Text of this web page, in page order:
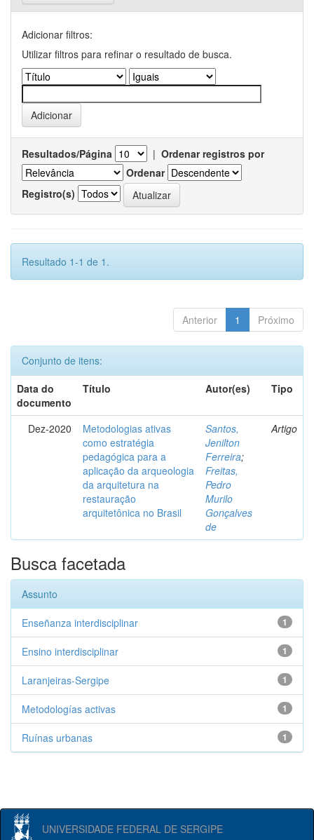
Adicionar filtros:
Utilizar filtros para refinar o resultado de busca.
Resultados/Página | Ordenar registros por
Ordenar
Registro(s)
Resultado 1-1 de 1.
Anterior 1 Próximo
Conjunto de itens:
Data do
documento
Título Autor(es) Tipo
Dez-2020
Metodologias ativas
como estratégia
pedagógica para a
aplicação da arqueologia
da arquitetura na
restauração
arquitetônica no Brasil
Santos,
Jenilton
Ferreira;
Freitas,
Pedro
Murilo
Gonçalves
de
Artigo
Busca facetada
Assunto
1
Enseñanza interdisciplinar
1
Ensino interdisciplinar
1
Laranjeiras-Sergipe
1
Metodologías activas
1
Ruínas urbanas
UNIVERSIDADE FEDERAL DE SERGIPE